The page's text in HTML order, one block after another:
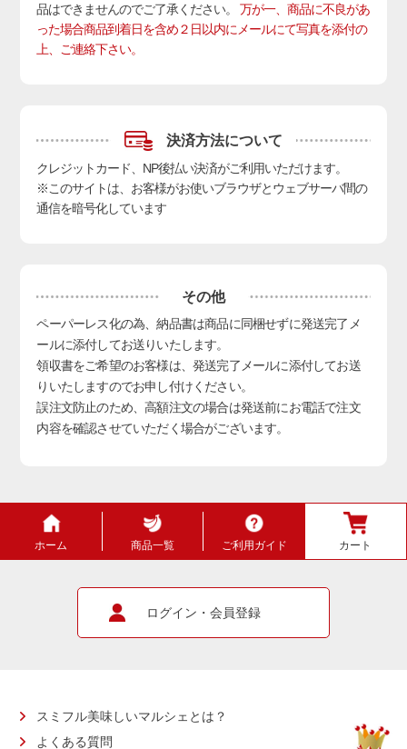
品はできませんのでご了承ください。万が一、商品に不良があ
った場合商品到着日を含め２日以内にメールにて写真を添付の
上、ご連絡下さい。
決済方法について
クレジットカード、NP後払い決済がご利用いただけます。
※このサイトは、お客様がお使いブラウザとウェブサーバ間の
通信を暗号化しています
その他
ペーパーレス化の為、納品書は商品に同梱せずに発送完了メ
ールに添付してお送りいたします。
領収書をご希望のお客様は、発送完了メールに添付してお送
りいたしますのでお申し付けください。
誤注文防止のため、高額注文の場合は発送前にお電話で注文
内容を確認させていただく場合がございます。
ホーム 商品一覧 ご利用ガイド カート
ログイン・会員登録
スミフル美味しいマルシェとは？
よくある質問